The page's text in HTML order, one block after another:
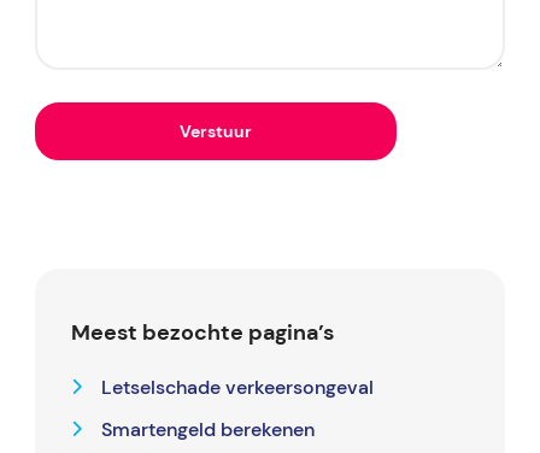
Meest bezochte pagina’s
Letselschade verkeersongeval
Smartengeld berekenen